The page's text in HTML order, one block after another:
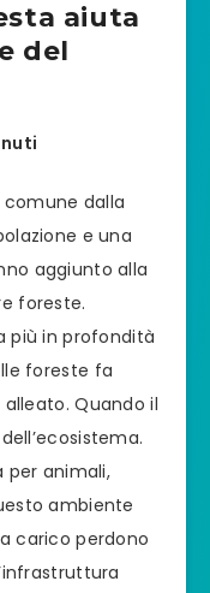
aiuta
del
dalla
e una
aggiunto alla
foreste.
più in profondità
foreste fa
Quando il
per animali,
ambiente
carico perdono